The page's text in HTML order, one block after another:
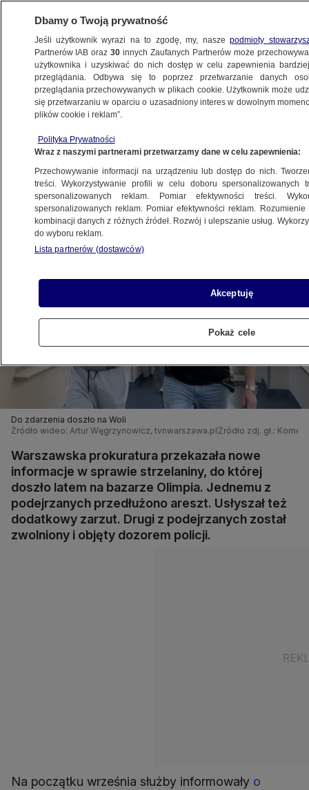
WARSZAWA
WOLA
informacje w sprawie podejrzanych
29.12.2024, 10:43
Udostępnij
Do zdarzenia doszło na Woli
Źródło wideo: Artur Węgrzynowicz, tvnwarszawa.pl Źródło zdj. gł.:
Warszawska prokuratura przekazała nowe
informacje w sprawie strzelaniny, do której
doszło latem na bazarze Olimpia. Jednemu z
podejrzanych przedłużono areszt. Usłyszał też
dodatkowy zarzut. Drugi z podejrzanych został
zwolniony i objęty dozorem policji.
Na początku września służby informowały o
Dbamy o Twoją prywatność
Jeśli użytkownik wyrazi na to zgodę, my, naszepodmioty
Partnerów IAB oraz30 innych Zaufanych Partnerów może
użytkownika i uzyskiwać do nich dostęp w celu zapewnienia
przeglądania. Odbywa się to poprzez przetwarzanie danych
przeglądania przechowywanych w plikach cookie. Użytkownik może
się przetwarzaniu w oparciu o uzasadniony interes w dowolnym
plików cookie i reklam”.
Polityka Prywatności
Wraz z naszymi partnerami przetwarzamy dane w celu zapewnienia:
Przechowywanie informacji na urządzeniu lub dostęp do nich.
treści. Wykorzystywanie profili w celu doboru spersonalizowanych
spersonalizowanych reklam. Pomiar efektywności treści.
spersonalizowanych reklam. Pomiar efektywności reklam.
kombinacji danych z różnych źródeł. Rozwój i ulepszanie usług.
do wyboru reklam.
Lista partnerów (dostawców)
Akceptuję
Pokaż cele